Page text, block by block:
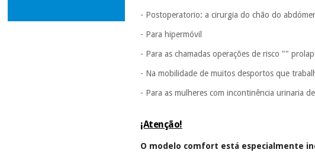
- Postoperatorio: a cirurgia do chão do
- Para hipermóvil
- Para as chamadas operações de risco ""
- Na mobilidade de muitos desportos que
- Para as mulheres com incontinência urinaria
¡Atenção!
O modelo comfort está especialmente